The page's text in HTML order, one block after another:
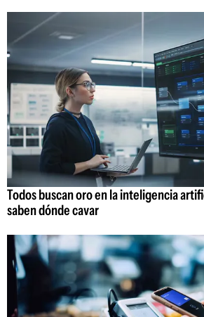
Todos buscan oro en la inteligencia
saben dónde cavar